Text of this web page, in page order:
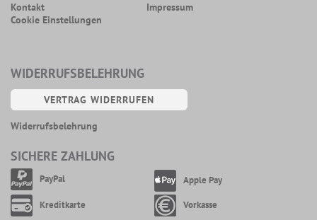
Kontakt
Impressum
Cookie Einstellungen
WIDERRUFSBELEHRUNG
VERTRAG WIDERRUFEN
Widerrufsbelehrung
SICHERE ZAHLUNG
PayPal Apple Pay
Kreditkarte Vorkasse